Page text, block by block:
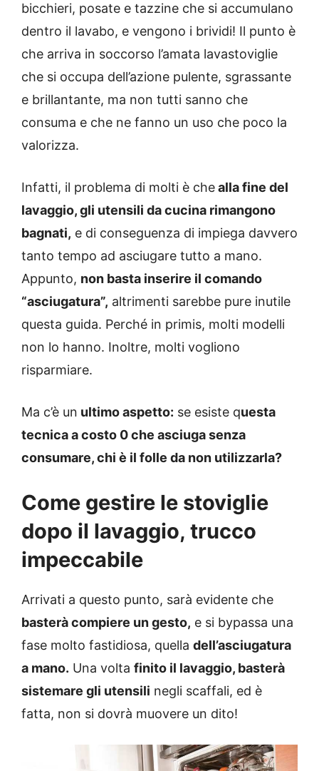
bicchieri, posate e tazzine che si accumulano
dentro il lavabo, e vengono i brividi! Il punto è
che arriva in soccorso l’amata lavastoviglie
che si occupa dell’azione pulente, sgrassante
e brillantante, ma non tutti sanno che
consuma e che ne fanno un uso che poco la
valorizza.
Infatti, il problema di molti è chealla fine del
lavaggio, gli utensili da cucina rimangono
bagnati, e di conseguenza di impiega davvero
tanto tempo ad asciugare tutto a mano.
Appunto, non basta inserire il comando
“asciugatura”, altrimenti sarebbe pure inutile
questa guida. Perché in primis, molti modelli
non lo hanno. Inoltre, molti vogliono
risparmiare.
Ma c’è un ultimo aspetto: se esiste questa
tecnica a costo 0 che asciuga senza
consumare, chi è il folle da non utilizzarla?
Come gestire le stoviglie
dopo il lavaggio, trucco
impeccabile
Arrivati a questo punto, sarà evidente che
basterà compiere un gesto, e si bypassa una
fase molto fastidiosa, quella dell’asciugatura
a mano. Una volta finito il lavaggio, basterà
sistemare gli utensili negli scaffali, ed è
fatta, non si dovrà muovere un dito!